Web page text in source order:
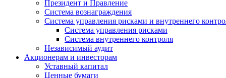
Президент и Правление
Система вознаграждения
Система управления рисками и внутреннего
Система управления рисками
Система внутреннего контроля
Независимый аудит
Акционерам и инвесторам
Уставный капитал
Ценные бумаги